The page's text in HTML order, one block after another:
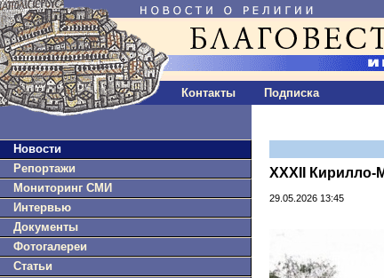
Контакты Подписка
Новости
Репортажи
Мониторинг СМИ
Интервью
Документы
Фотогалереи
Статьи
XXXII Кирилло-
29.05.2026 13:45